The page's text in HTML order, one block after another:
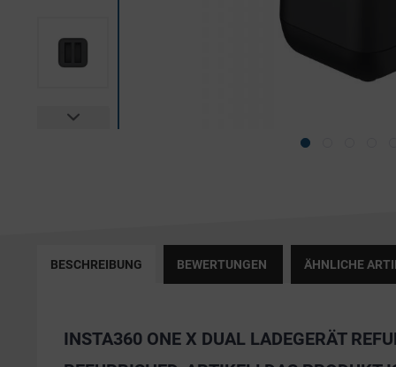
BESCHREIBUNG BEWERTUNGEN ÄHNLICHE
INSTA360 ONE X DUAL LADEGERÄT